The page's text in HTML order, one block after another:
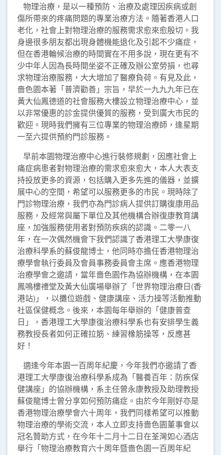
物理治療，是以一種預防、治療及處理因疾病或創
傷所帶來的疼痛問題的專業治療方法。隨著香港人口
老化，社會上對物理治療的服務需求愈來愈殷切。我
身邊很多朋友都出現身體機能退化及引起不少痛症，
但在香港輪候治療的時間實在不用多說，現在更有不
少中年人因為長時間坐姿不正確及辦公室勞損，也尋
求物理治療服務，大大增加了醫療負荷。有見及此，
嗇色園本著「普濟勸善」宗旨，早於一九九九年已在
黃大仙鳳德道的社會服務大樓設立物理治療中心，並
以非常優惠的診金提供優質的服務，受到廣大市民的
歡迎。現時我們擁有三位專業的物理治療師，逢星期
一至六提供預約門診服務。
早前本園物理治療中心進行裝修規劃，因應社會上
痛症病患者對物理治療的需求愈來愈大，本人大表支
持投放更多的資源，包括購入更多先進的儀器，並擴
展中心的空間，希望可以服務更多的市民。現時除了
門診物理治療，我們亦為門診病人提供訂購復康用品
服務，及經常與屬下單位及其他機構合辦復康教育講
座，加強服務使用者對預防疾病的認識。二零一八
年，在一次偶然機會下我們認識了香港理工大學康復
治療科學系的蘇俊龍博士，他同時亦擔任香港物理治
療學會執行委員及會員事務委員會主席。應香港物理
治療學會之邀請，當年嗇色園作為協辦機構，在本園
鳳鳴樓禮堂及黃大仙廣場舉辦了「世界物理治療日(香
港站)」，以攤位遊戲、健康講座、活力操等活動推動
社區保健概念。後來，本園每年舉辦的「健康普查
日」，香港理工大學康復治療科學系也有安排學生義
務教授長者如何正確拉筋、練習橡筋操等，反應甚
好！
適逢今年本園一百周年紀慶，今年我們亦邀請了香
港理工大學康復治療科學系成為「醫養百年：防疾保
健講座」的協辦機構，系主任曾永康教授及助理教授
蘇俊龍博士曾分享如何預防痛症。由於今年剛好亦是
香港物理治療學會六十周年，我們同樣希望可以推動
物理治療的學術交流，本人立即支持嗇色園董事會以
冠名贊助方式，在今年十二月十二日在荃灣如心酒店
舉行「物理治療教育六十周年暨嗇色園一百周年紀